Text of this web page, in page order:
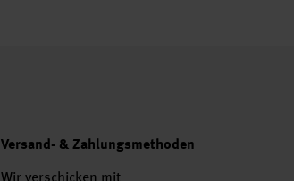
Versand- & Zahlungsmethoden
Wir verschicken mit